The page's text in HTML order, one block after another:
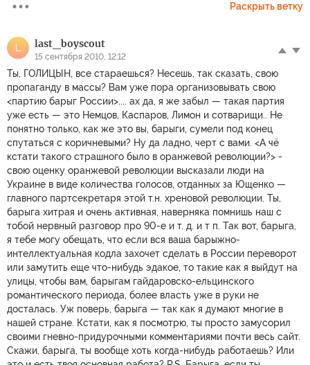
Раскрыть ветку
L last_boyscout
15 сентября 2010, 12:12
Ты, ГОЛИЦЫН, все стараешься? Несешь, так сказать, свою
пропаганду в массы? Вам уже пора организовывать свою
<партию барыг России>.... ах да, я же забыл — такая партия
уже есть — это Немцов, Каспаров, Лимон и сотварищи.. Не
понятно только, как же это вы, барыги, сумели под конец
спутаться с коричневыми? Ну да ладно, черт с вами. <А чё
кстати такого страшного было в оранжевой революции?> -
свою оценку оранжевой революции высказали люди на
Украине в виде количества голосов, отданных за Ющенко —
главного партсекретаря этой т.н. хреновой революции. Ты,
барыга хитрая и очень активная, наверняка помнишь наш с
тобой нервный разговор про 90-е и т. д. и т п. Так вот, барыга,
я тебе могу обещать, что если вся ваша барыжно-
интеллектуальная кодла захочет сделать в России переворот
или замутить еще что-нибудь эдакое, то такие как я выйдут на
улицы, чтобы вам, барыгам гайдаровско-ельцинского
романтического периода, более власть уже в руки не
досталась. Уж поверь, барыга — так как я думают многие в
нашей стране. Кстати, как я посмотрю, ты просто замусорил
своими гневно-придурочными комментариями почти весь сайт.
Скажи, барыга, ты вообще хоть когда-нибудь работаешь? Или